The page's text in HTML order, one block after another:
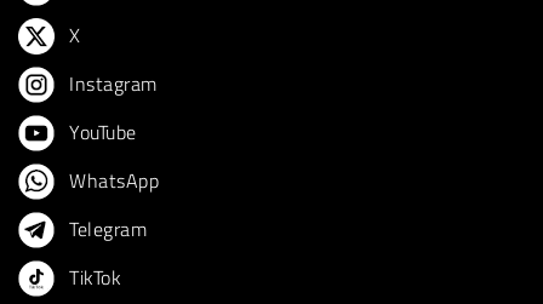
X
Instagram
YouTube
WhatsApp
Telegram
TikTok